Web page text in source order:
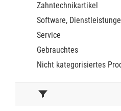
Zahntechnikartikel
Software,
Service
Gebrauchtes
Nicht kategorisiertes